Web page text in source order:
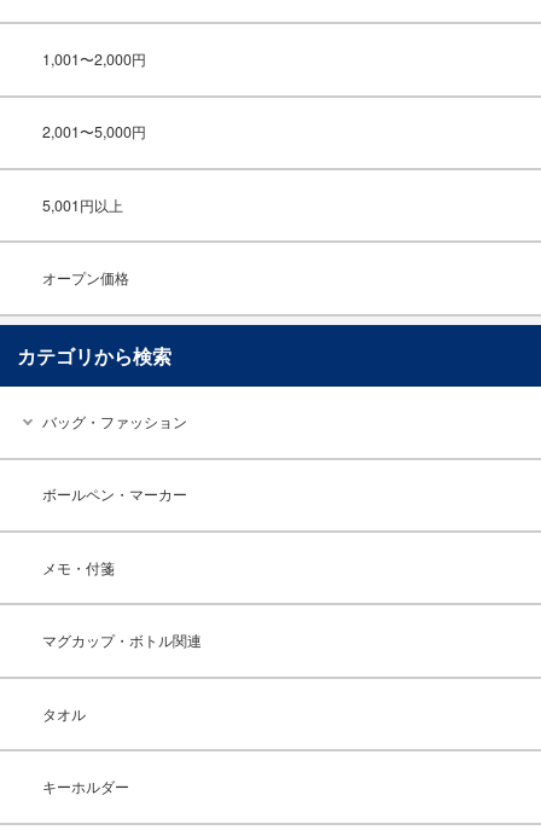
1,001〜2,000円
2,001〜5,000円
5,001円以上
オープン価格
カテゴリから検索
バッグ・ファッション
ボールペン・マーカー
メモ・付箋
マグカップ・ボトル関連
タオル
キーホルダー